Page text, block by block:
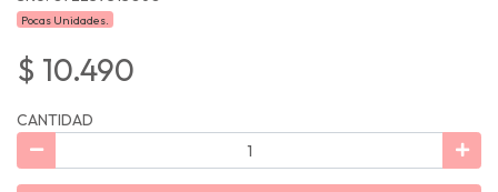
Pocas Unidades.
$ 10.490
CANTIDAD